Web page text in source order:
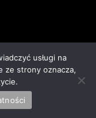
usługi na
ze strony oznacza,
prywatności